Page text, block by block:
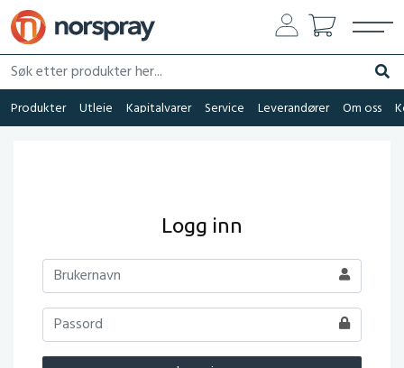
Søk etter produkter her...
Søk
Produkter Utleie Kapitalvarer Service Leverandører Om oss
Logg inn